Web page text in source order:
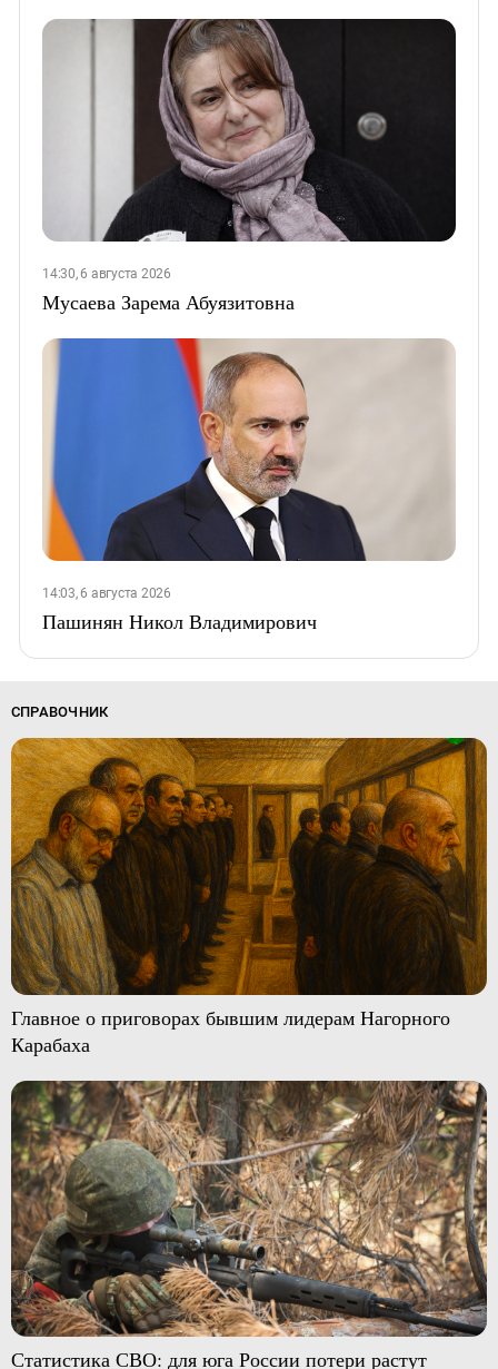
14:30, 6 августа 2026
Мусаева Зарема Абуязитовна
14:03, 6 августа 2026
Пашинян Никол Владимирович
СПРАВОЧНИК
Главное о приговорах бывшим лидерам Нагорного
Карабаха
Статистика СВО: для юга России потери растут